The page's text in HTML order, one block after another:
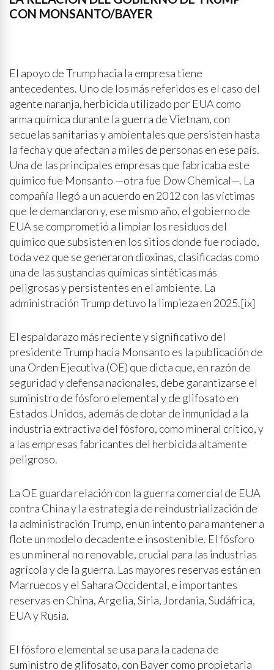
CON MONSANTO/BAYER
El apoyo de Trump hacia la empresa tiene
antecedentes. Uno de los más referidos es el caso del
agente naranja, herbicida utilizado por EUA como
arma química durante la guerra de Vietnam, con
secuelas sanitarias y ambientales que persisten hasta
la fecha y que afectan a miles de personas en ese país.
Una de las principales empresas que fabricaba este
químico fue Monsanto —otra fue Dow Chemical—. La
compañía llegó a un acuerdo en 2012 con las víctimas
que le demandaron y, ese mismo año, el gobierno de
EUA se comprometió a limpiar los residuos del
químico que subsisten en los sitios donde fue rociado,
toda vez que se generaron dioxinas, clasificadas como
una de las sustancias químicas sintéticas más
peligrosas y persistentes en el ambiente. La
administración Trump detuvo la limpieza en 2025.[ix]
El espaldarazo más reciente y significativo del
presidente Trump hacia Monsanto es la publicación de
una Orden Ejecutiva (OE) que dicta que, en razón de
seguridad y defensa nacionales, debe garantizarse el
suministro de fósforo elemental y de glifosato en
Estados Unidos, además de dotar de inmunidad a la
industria extractiva del fósforo, como mineral crítico, y
a las empresas fabricantes del herbicida altamente
peligroso.
La OE guarda relación con la guerra comercial de EUA
contra China y la estrategia de reindustrialización de
la administración Trump, en un intento para mantener a
flote un modelo decadente e insostenible. El fósforo
es un mineral no renovable, crucial para las industrias
agrícola y de la guerra. Las mayores reservas están en
Marruecos y el Sahara Occidental, e importantes
reservas en China, Argelia, Siria, Jordania, Sudáfrica,
EUA y Rusia.
El fósforo elemental se usa para la cadena de
suministro de glifosato, con Bayer como propietaria